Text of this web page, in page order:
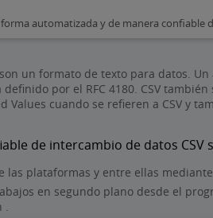
automatizada y de manera
un formato de texto para datos.
por el RFC 4180. CSV
Values cuando se refieren a CSV y
de intercambio de datos CSV
las plataformas y entre ellas
en segundo plano desde el
.